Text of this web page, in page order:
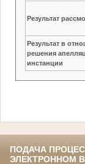
Результат
Результат в
решения
инстанции
ПОДАЧА
ЭЛЕКТРОННОМ